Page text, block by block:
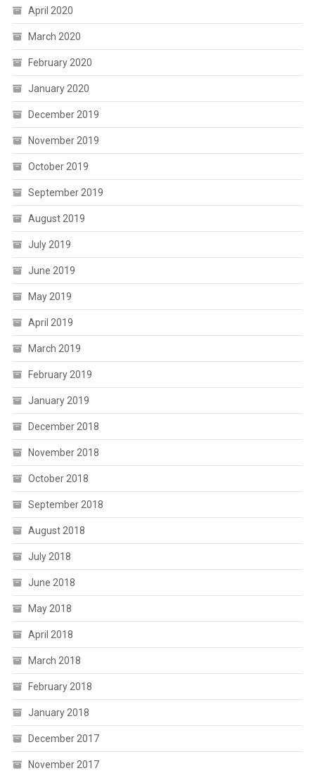
April 2020
March 2020
February 2020
January 2020
December 2019
November 2019
October 2019
September 2019
August 2019
July 2019
June 2019
May 2019
April 2019
March 2019
February 2019
January 2019
December 2018
November 2018
October 2018
September 2018
August 2018
July 2018
June 2018
May 2018
April 2018
March 2018
February 2018
January 2018
December 2017
November 2017